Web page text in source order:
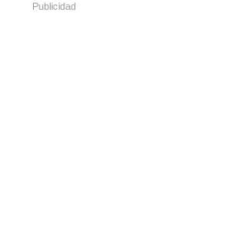
Publicidad